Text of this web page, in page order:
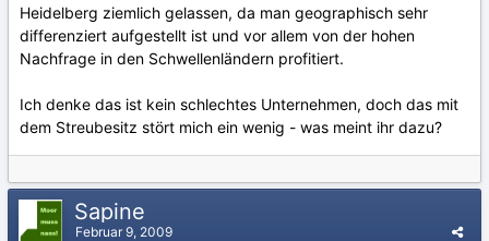
Heidelberg ziemlich gelassen, da man geographisch sehr
differenziert aufgestellt ist und vor allem von der hohen
Nachfrage in den Schwellenländern profitiert.
Ich denke das ist kein schlechtes Unternehmen, doch das mit
dem Streubesitz stört mich ein wenig - was meint ihr dazu?
Sapine
Februar 9, 2009